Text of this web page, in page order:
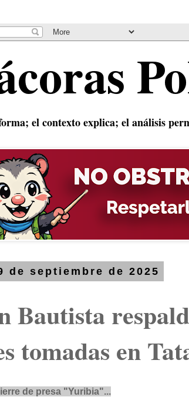
el contexto explica; el análisis
de septiembre de 2025
Bautista
tomadas en
de presa "Yuribia"...